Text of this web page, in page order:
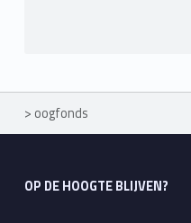
> oogfonds
OP DE HOOGTE BLIJVEN?